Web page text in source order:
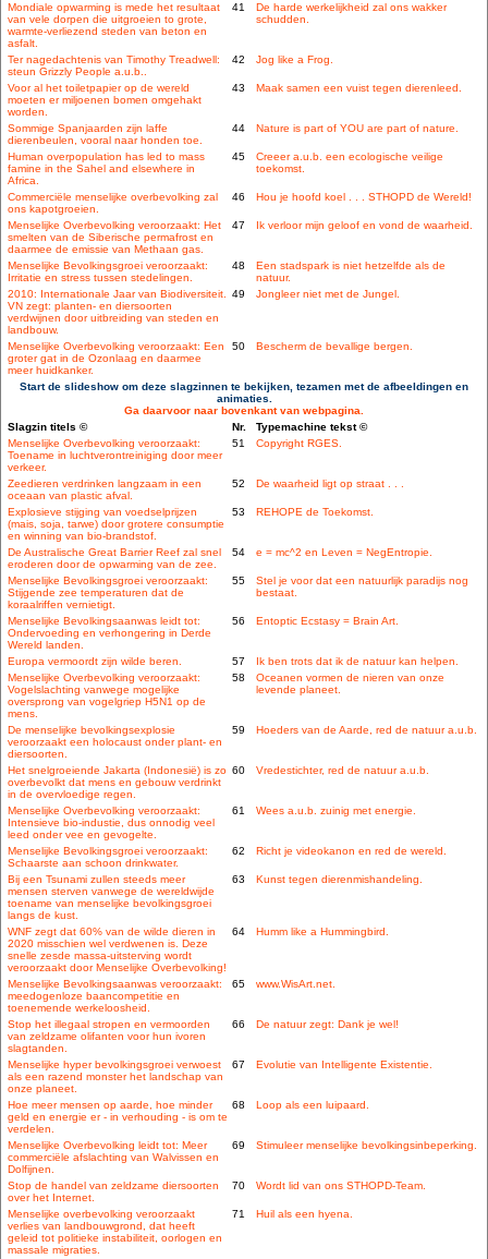
Mondiale opwarming is mede het resultaat
van vele dorpen die uitgroeien to grote,
warmte-verliezend steden van beton en
asfalt.
41
De harde werkelijkheid zal ons wakker
schudden.
Ter nagedachtenis van Timothy Treadwell:
steun Grizzly People a.u.b..
42 Jog like a Frog.
Voor al het toiletpapier op de wereld
moeten er miljoenen bomen omgehakt
worden.
43 Maak samen een vuist tegen dierenleed.
Sommige Spanjaarden zijn laffe
dierenbeulen, vooral naar honden toe.
44 Nature is part of YOU are part of nature.
Human overpopulation has led to mass
famine in the Sahel and elsewhere in
Africa.
45
Creeer a.u.b. een ecologische veilige
toekomst.
Commerciële menselijke overbevolking zal
ons kapotgroeien.
46 Hou je hoofd koel . . . STHOPD de Wereld!
Menselijke Overbevolking veroorzaakt: Het
smelten van de Siberische permafrost en
daarmee de emissie van Methaan gas.
47 Ik verloor mijn geloof en vond de waarheid.
Menselijke Bevolkingsgroei veroorzaakt:
Irritatie en stress tussen stedelingen.
48
Een stadspark is niet hetzelfde als de
natuur.
2010: Internationale Jaar van Biodiversiteit.
VN zegt: planten- en diersoorten
verdwijnen door uitbreiding van steden en
landbouw.
49 Jongleer niet met de Jungel.
Menselijke Overbevolking veroorzaakt: Een
groter gat in de Ozonlaag en daarmee
meer huidkanker.
50 Bescherm de bevallige bergen.
Start de slideshow om deze slagzinnen te bekijken, tezamen met de afbeeldingen en
animaties.
Ga daarvoor naar bovenkant van webpagina.
Slagzin titels ©
Nr.
Typemachine tekst ©
Menselijke Overbevolking veroorzaakt:
Toename in luchtverontreiniging door meer
verkeer.
51 Copyright RGES.
Zeedieren verdrinken langzaam in een
oceaan van plastic afval.
52 De waarheid ligt op straat . . .
Explosieve stijging van voedselprijzen
(mais, soja, tarwe) door grotere consumptie
en winning van bio-brandstof.
53 REHOPE de Toekomst.
De Australische Great Barrier Reef zal snel
eroderen door de opwarming van de zee.
54 e = mc^2 en Leven = NegEntropie.
Menselijke Bevolkingsgroei veroorzaakt:
Stijgende zee temperaturen dat de
koraalriffen vernietigt.
55
Stel je voor dat een natuurlijk paradijs nog
bestaat.
Menselijke Bevolkingsaanwas leidt tot:
Ondervoeding en verhongering in Derde
Wereld landen.
56 Entoptic Ecstasy = Brain Art.
Europa vermoordt zijn wilde beren. 57
Ik ben trots dat ik de natuur kan helpen.
Menselijke Overbevolking veroorzaakt:
Vogelslachting vanwege mogelijke
oversprong van vogelgriep H5N1 op de
mens.
58
Oceanen vormen de nieren van onze
levende planeet.
De menselijke bevolkingsexplosie
veroorzaakt een holocaust onder plant- en
diersoorten.
59 Hoeders van de Aarde, red de natuur a.u.b.
Het snelgroeiende Jakarta (Indonesië) is zo
overbevolkt dat mens en gebouw verdrinkt
in de overvloedige regen.
60 Vredestichter, red de natuur a.u.b.
Menselijke Overbevolking veroorzaakt:
Intensieve bio-industie, dus onnodig veel
leed onder vee en gevogelte.
61 Wees a.u.b. zuinig met energie.
Menselijke Bevolkingsgroei veroorzaakt:
Schaarste aan schoon drinkwater.
62 Richt je videokanon en red de wereld.
Bij een Tsunami zullen steeds meer
mensen sterven vanwege de wereldwijde
toename van menselijke bevolkingsgroei
langs de kust.
63 Kunst tegen dierenmishandeling.
WNF zegt dat 60% van de wilde dieren in
2020 misschien wel verdwenen is. Deze
snelle zesde massa-uitsterving wordt
veroorzaakt door Menselijke Overbevolking!
64 Humm like a Hummingbird.
Menselijke Bevolkingsaanwas veroorzaakt:
meedogenloze baancompetitie en
toenemende werkeloosheid.
65 www.WisArt.net.
Stop het illegaal stropen en vermoorden
van zeldzame olifanten voor hun ivoren
slagtanden.
66 De natuur zegt: Dank je wel!
Menselijke hyper bevolkingsgroei verwoest
als een razend monster het landschap van
onze planeet.
67 Evolutie van Intelligente Existentie.
Hoe meer mensen op aarde, hoe minder
geld en energie er - in verhouding - is om te
verdelen.
68 Loop als een luipaard.
Menselijke Overbevolking leidt tot: Meer
commerciële afslachting van Walvissen en
Dolfijnen.
69 Stimuleer menselijke bevolkingsinbeperking.
Stop de handel van zeldzame diersoorten
over het Internet.
70 Wordt lid van ons STHOPD-Team.
Menselijke overbevolking veroorzaakt
verlies van landbouwgrond, dat heeft
geleid tot politieke instabiliteit, oorlogen en
massale migraties.
71 Huil als een hyena.